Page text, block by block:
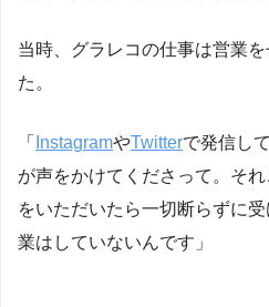
当時、グラレコの仕事は営業
た。
「InstagramやTwitterで発信し
が声をかけてくださって。そ
をいただいたら一切断らずに
業はしていないんです」